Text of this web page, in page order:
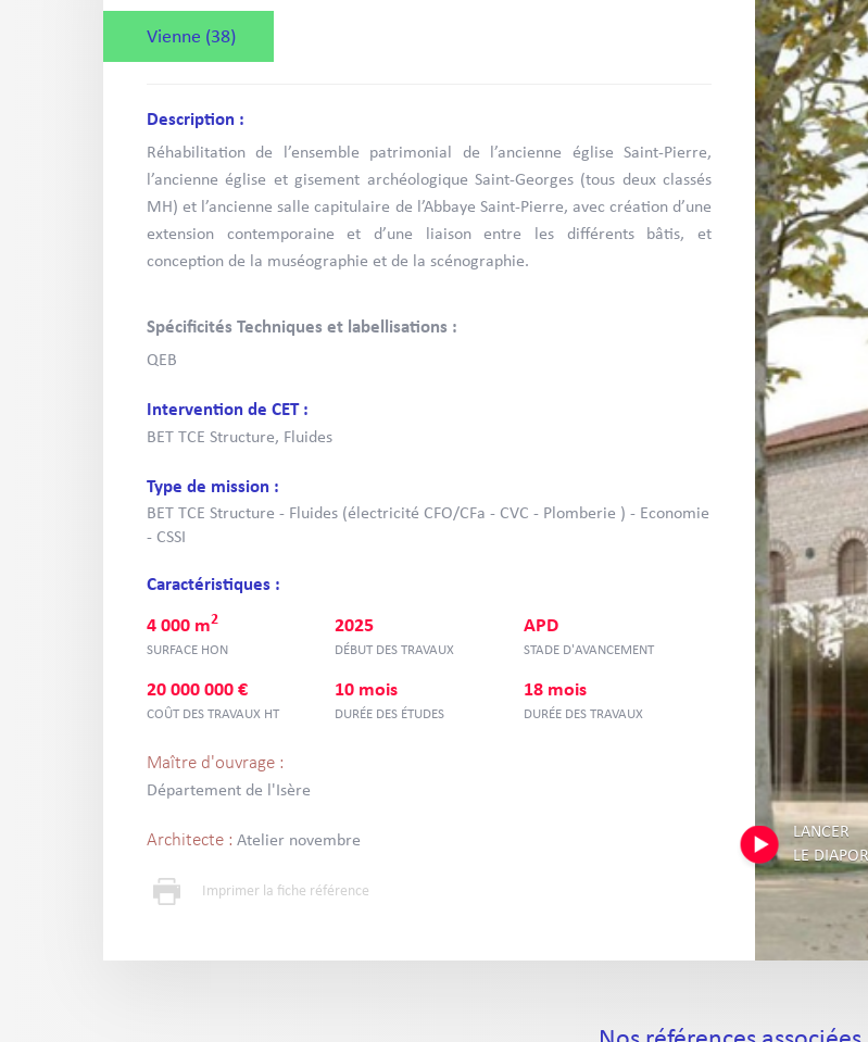
Vienne (38)
Description :
Réhabilitation de l’ensemble patrimonial de l’ancienne église Saint-Pierre,
l’ancienne église et gisement archéologique Saint-Georges (tous deux classés
MH) et l’ancienne salle capitulaire de l’Abbaye Saint-Pierre, avec création d’une
extension contemporaine et d’une liaison entre les différents bâtis, et
conception de la muséographie et de la scénographie.
Spécificités Techniques et labellisations :
QEB
Intervention de CET :
BET TCE Structure, Fluides
Type de mission :
BET TCE Structure - Fluides (électricité CFO/CFa - CVC - Plomberie ) - Economie
- CSSI
Caractéristiques :
4 000 m2
SURFACE HON
2025
DÉBUT DES TRAVAUX
APD
STADE D'AVANCEMENT
20 000 000 €
COÛT DES TRAVAUX HT
10 mois
DURÉE DES ÉTUDES
18 mois
DURÉE DES TRAVAUX
Maître d'ouvrage :
Département de l'Isère
Architecte : Atelier novembre
Imprimer la fiche référence
LANCER
LE